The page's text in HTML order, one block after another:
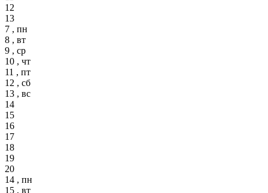
12
13
7 , пн
8 , вт
9 , ср
10 , чт
11 , пт
12 , сб
13 , вс
14
15
16
17
18
19
20
14 , пн
15 , вт